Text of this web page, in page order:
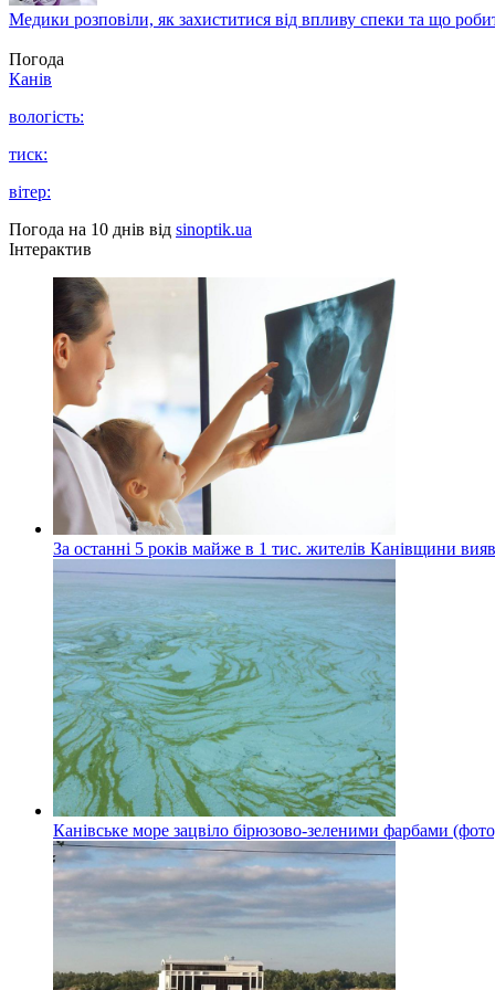
Медики розповіли, як захиститися від впливу спеки та що
Погода
Канів
вологість:
тиск:
вітер:
Погода на 10 днів від sinoptik.ua
Інтерактив
За останні 5 років майже в 1 тис. жителів Канівщини
Канівське море зацвіло бірюзово-зеленими фарбами